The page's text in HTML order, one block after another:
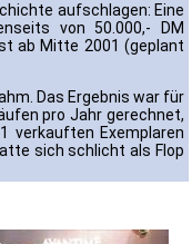
aufschlagen: Eine
von 50.000,- DM
ab Mitte 2001 (geplant
Das Ergebnis war für
pro Jahr gerechnet,
verkauften Exemplaren
sich schlicht als Flop